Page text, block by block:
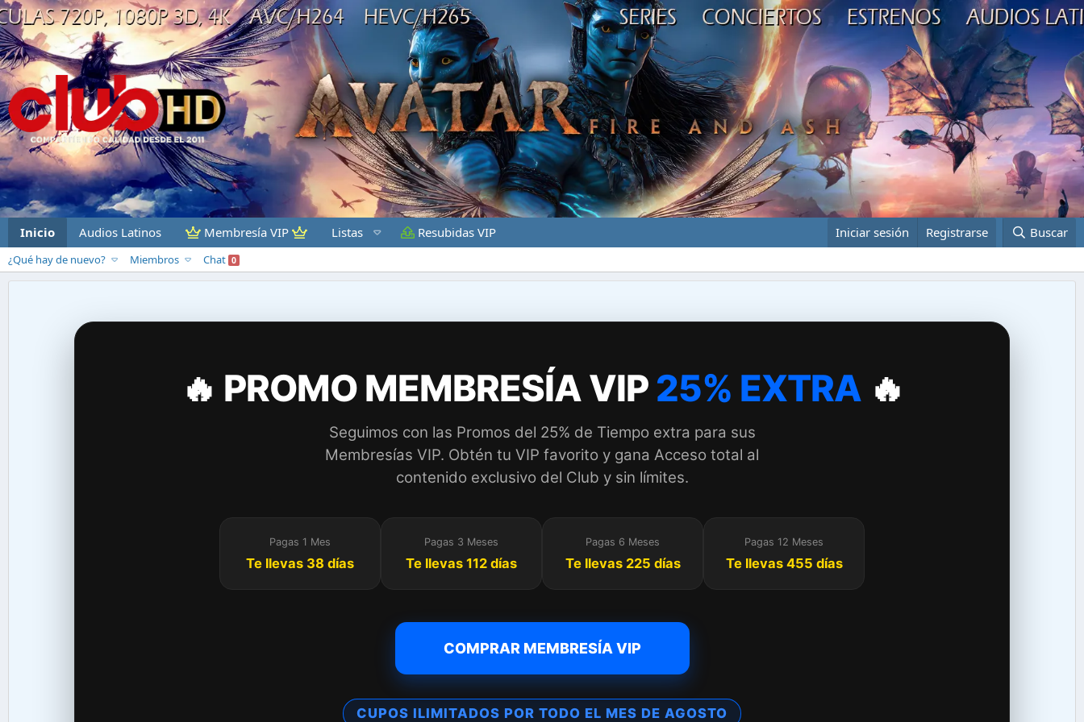
Inicio Audios Latinos Membresía VIP Listas Resubidas VIP Iniciar sesión Registrarse Buscar
¿Qué hay de nuevo? Miembros Chat 0
🔥 PROMO MEMBRESÍA VIP25% EXTRA🔥
Seguimos con las Promos del 25% de Tiempo extra para sus
Membresías VIP. Obtén tu VIP favorito y gana Acceso total al
contenido exclusivo del Club y sin límites.
Pagas 1 Mes
Te llevas 38 días
Pagas 3 Meses
Te llevas 112 días
Pagas 6 Meses
Te llevas 225 días
Pagas 12 Meses
Te llevas 455 días
COMPRAR MEMBRESÍA VIP
CUPOS ILIMITADOS POR TODO EL MES DE AGOSTO